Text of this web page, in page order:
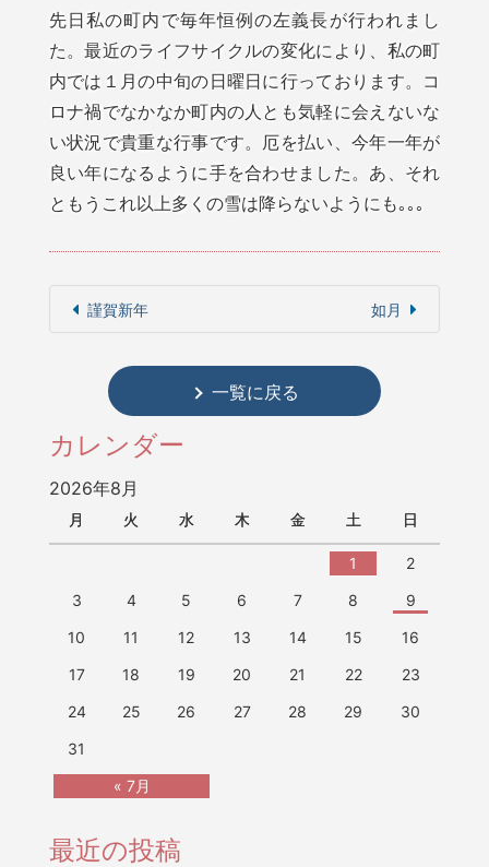
先日私の町内で毎年恒例の左義長が行われまし
た。最近のライフサイクルの変化により、私の町
内では１月の中旬の日曜日に行っております。コ
ロナ禍でなかなか町内の人とも気軽に会えないな
い状況で貴重な行事です。厄を払い、今年一年が
良い年になるように手を合わせました。あ、それ
ともうこれ以上多くの雪は降らないようにも｡｡｡
謹賀新年 如月
一覧に戻る
カレンダー
2026年8月
月 火 水 木 金 土 日
« 7月
1
2
3
4 5 6 7 8
9
10
11 12 13 14 15
16
17
18 19 20 21 22
23
24
25 26 27 28 29
30
31
最近の投稿